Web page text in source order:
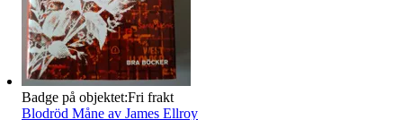
Badge på objektet:Fri frakt
Blodröd Måne av James Ellroy